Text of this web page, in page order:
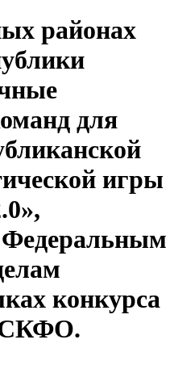
районах
для
игры
Федеральным
конкурса
СКФО.